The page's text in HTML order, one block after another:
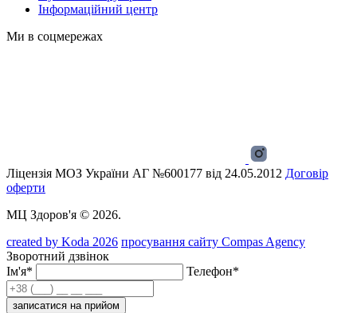
Інформаційний центр
Ми в соцмережах
Ліцензія МОЗ України АГ №600177 від 24.05.2012 Договір
оферти
МЦ Здоров'я © 2026.
created by Koda 2026 просування сайту Compas Agency
Зворотний дзвінок
Ім'я*
Телефон*
записатися на прийом